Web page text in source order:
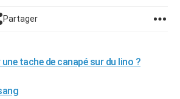
Partager
tache de canapé sur du lino ?